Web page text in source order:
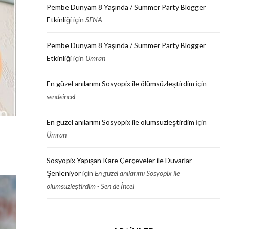
Pembe Dünyam 8 Yaşında / Summer Party Blogger
Etkinliğiiçin SENA
Pembe Dünyam 8 Yaşında / Summer Party Blogger
Etkinliğiiçin Ümran
En güzel anılarımı Sosyopix ile ölümsüzleştirdim için
sendeincel
En güzel anılarımı Sosyopix ile ölümsüzleştirdim için
Ümran
Sosyopix Yapışan Kare Çerçeveler ile Duvarlar
Şenleniyoriçin En güzel anılarımı Sosyopix ile
ölümsüzleştirdim - Sen de İncel